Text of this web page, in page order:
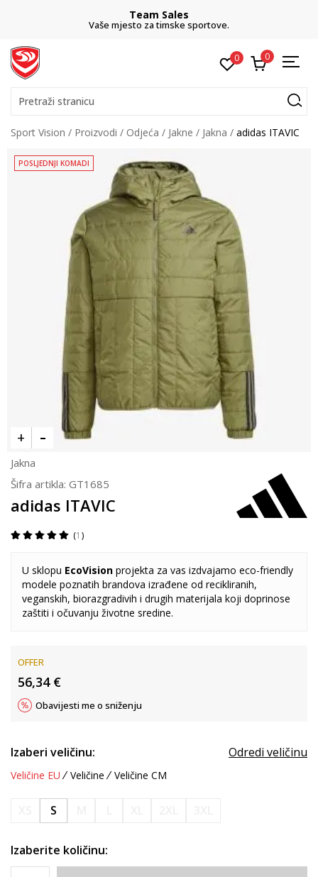
Team Sales
Vaše mjesto za timske sportove.
0 0
Pretraži stranicu
Sport Vision Proizvodi Odjeća Jakne Jakna adidas ITAVIC
POSLJEDNJI KOMADI
Jakna
Šifra artikla: GT1685
adidas ITAVIC
1
U sklopu EcoVision projekta za vas izdvajamo eco-friendly
modele poznatih brandova izrađene od recikliranih,
veganskih, biorazgradivih i drugih materijala koji doprinose
zaštiti i očuvanju životne sredine.
OFFER
56,34 €
Obavijesti me o sniženju
Izaberi veličinu: Odredi veličinu
Veličine EU Veličine Veličine CM
S
Izaberite količinu: